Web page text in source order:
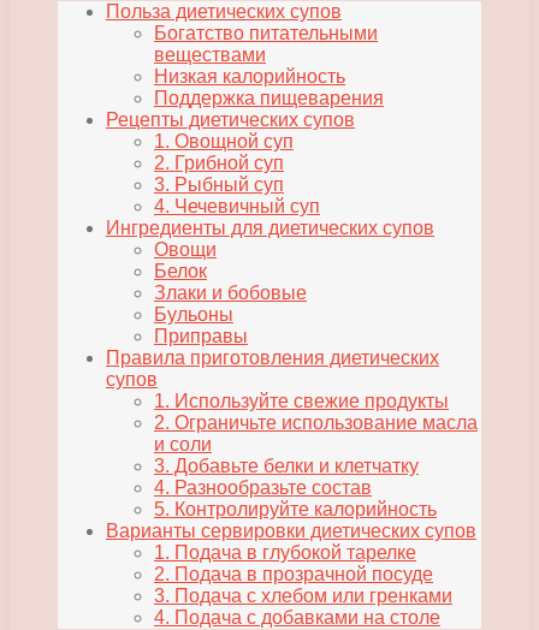
Польза диетических супов
Богатство питательными
веществами
Низкая калорийность
Поддержка пищеварения
Рецепты диетических супов
1. Овощной суп
2. Грибной суп
3. Рыбный суп
4. Чечевичный суп
Ингредиенты для диетических супов
Овощи
Белок
Злаки и бобовые
Бульоны
Приправы
Правила приготовления диетических
супов
1. Используйте свежие продукты
2. Ограничьте использование масла
и соли
3. Добавьте белки и клетчатку
4. Разнообразьте состав
5. Контролируйте калорийность
Варианты сервировки диетических супов
1. Подача в глубокой тарелке
2. Подача в прозрачной посуде
3. Подача с хлебом или гренками
4. Подача с добавками на столе